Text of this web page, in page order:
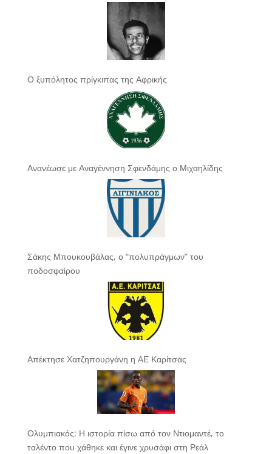
Ο ξυπόλητος πρίγκιπας της Αφρικής
Ανανέωσε με Αναγέννηση Σφενδάμης ο Μιχαηλίδης
Σάκης Μπουκουβάλας, ο “πολυπράγμων” του
ποδοσφαίρου
Απέκτησε Χατζηπουργάνη η ΑΕ Καρίτσας
Ολυμπιακός: Η ιστορία πίσω από τον Ντιομαντέ, το
ταλέντο που χάθηκε και έγινε χρυσάφι στη Ρεάλ